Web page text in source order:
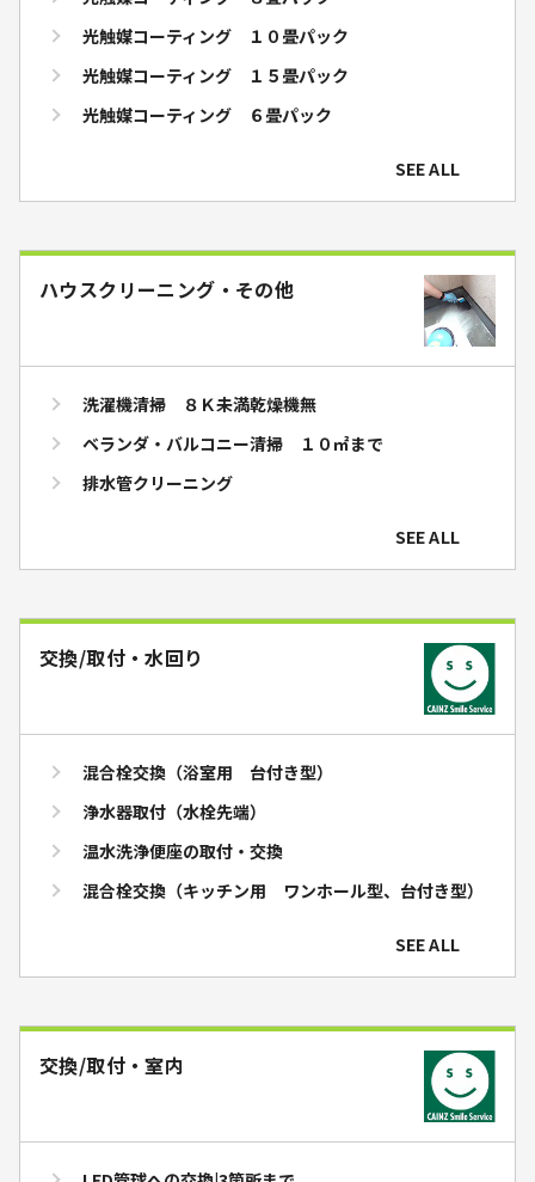
光触媒コーティング １０畳パック
光触媒コーティング １５畳パック
光触媒コーティング ６畳パック
SEE ALL
ハウスクリーニング・その他
洗濯機清掃 ８Ｋ未満乾燥機無
ベランダ・バルコニー清掃 １０㎡まで
排水管クリーニング
SEE ALL
交換/取付・水回り
混合栓交換（浴室用 台付き型）
浄水器取付（水栓先端）
温水洗浄便座の取付・交換
混合栓交換（キッチン用 ワンホール型、台付き型）
SEE ALL
交換/取付・室内